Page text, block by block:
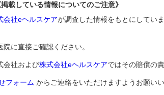
掲載している情報についてのご注意》
会社eヘルスケアが調査した情報をもとにしてい
に直接ご確認ください。
会社および株式会社eヘルスケアではその賠償の
フォーム からご連絡をいただけますようお願いい